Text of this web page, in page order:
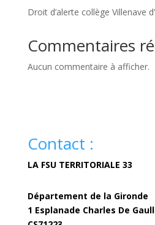
Droit d’alerte collège Villenave
Commentaires
Aucun commentaire à afficher.
Contact :
LA FSU TERRITORIALE 33
Département de la Gironde
1 Esplanade Charles De